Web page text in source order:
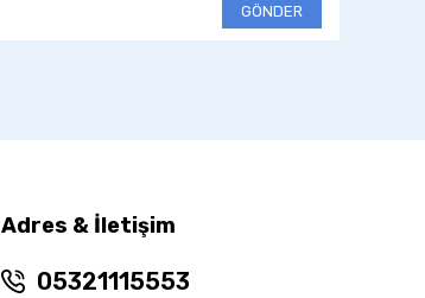
GÖNDER
Adres & İletişim
05321115553